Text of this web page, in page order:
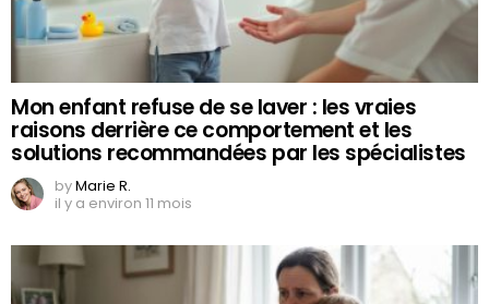
Mon enfant refuse de se laver : les vraies
raisons derrière ce comportement et les
solutions recommandées par les spécialistes
byMarie R.
il y a environ 11 mois